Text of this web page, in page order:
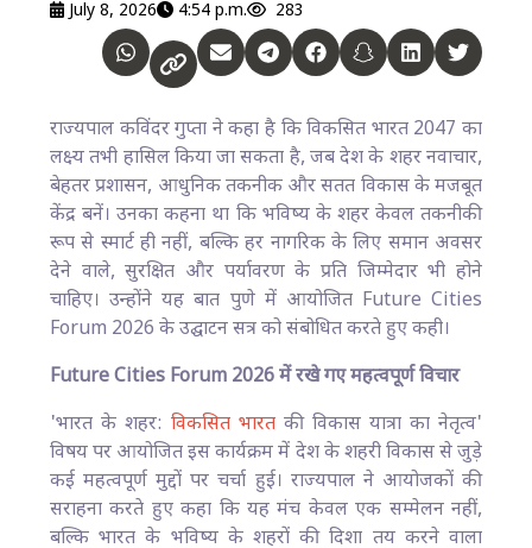
July 8, 2026 4:54 p.m. 283
राज्यपाल कविंदर गुप्ता ने कहा है कि विकसित भारत 2047 का
लक्ष्य तभी हासिल किया जा सकता है, जब देश के शहर नवाचार,
बेहतर प्रशासन, आधुनिक तकनीक और सतत विकास के मजबूत
केंद्र बनें। उनका कहना था कि भविष्य के शहर केवल तकनीकी
रूप से स्मार्ट ही नहीं, बल्कि हर नागरिक के लिए समान अवसर
देने वाले, सुरक्षित और पर्यावरण के प्रति जिम्मेदार भी होने
चाहिए। उन्होंने यह बात पुणे में आयोजित Future Cities
Forum 2026 के उद्घाटन सत्र को संबोधित करते हुए कही।
Future Cities Forum 2026 में रखे गए महत्वपूर्ण विचार
'भारत के शहर: विकसित भारत की विकास यात्रा का नेतृत्व'
विषय पर आयोजित इस कार्यक्रम में देश के शहरी विकास से जुड़े
कई महत्वपूर्ण मुद्दों पर चर्चा हुई। राज्यपाल ने आयोजकों की
सराहना करते हुए कहा कि यह मंच केवल एक सम्मेलन नहीं,
बल्कि भारत के भविष्य के शहरों की दिशा तय करने वाला